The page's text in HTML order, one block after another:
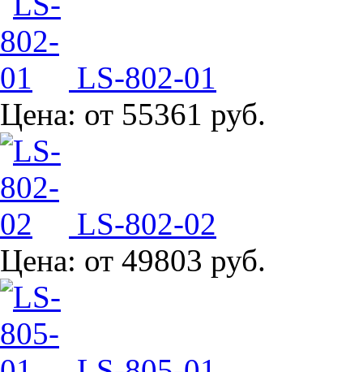
LS-802-01
Цена: от 55361 руб.
LS-802-02
Цена: от 49803 руб.